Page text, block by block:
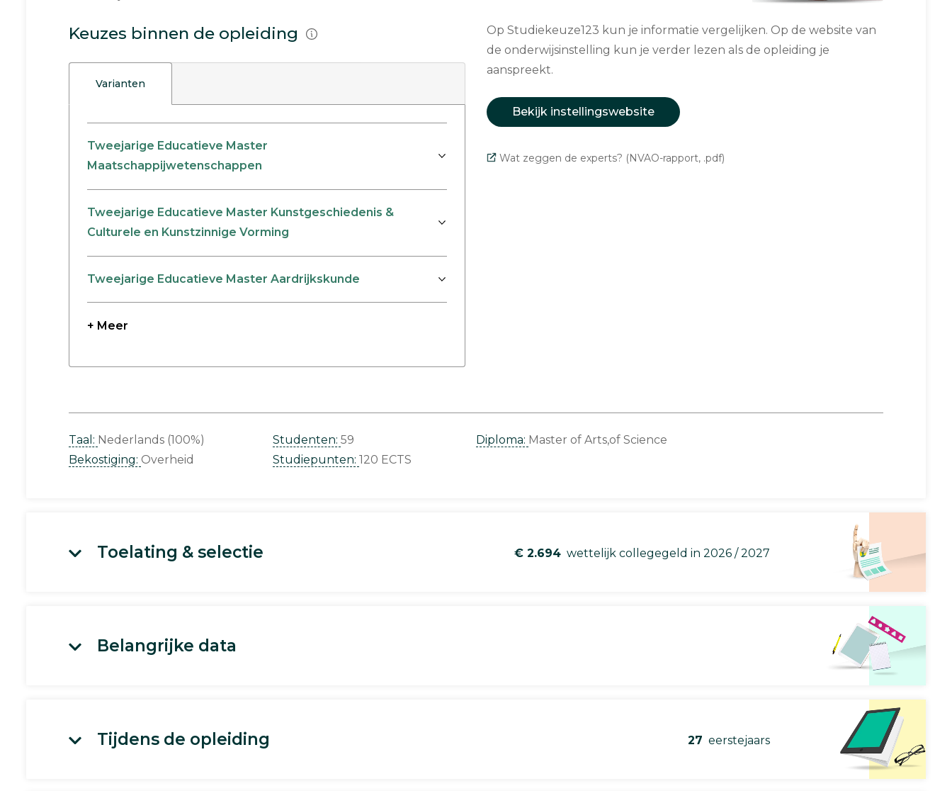
Keuzes binnen de opleiding
Varianten
Tweejarige Educatieve Master
Maatschappijwetenschappen
Tweejarige Educatieve Master Kunstgeschiedenis &
Culturele en Kunstzinnige Vorming
Tweejarige Educatieve Master Aardrijkskunde
+ Meer
Op Studiekeuze123 kun je informatie vergelijken. Op de website van
de onderwijsinstelling kun je verder lezen als de opleiding je
aanspreekt.
Bekijk instellingswebsite
Wat zeggen de experts? (NVAO-rapport, .pdf)
Taal: Nederlands (100%)
Bekostiging: Overheid
Studenten: 59
Studiepunten: 120 ECTS
Diploma: Master of Arts,of Science
Toelating & selectie € 2.694 wettelijk collegegeld in 2026 / 2027
Belangrijke data
Tijdens de opleiding 27 eerstejaars